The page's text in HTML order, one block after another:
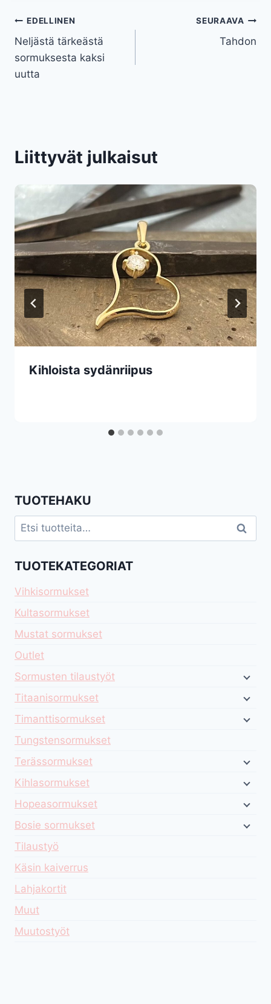
Artikkelien
selaus
EDELLINEN
Neljästä tärkeästä
sormuksesta kaksi
uutta
SEURAAVA
Tahdon
Liittyvät julkaisut
Kihloista sydänriipus
TUOTEHAKU
Etsi: Haku
TUOTEKATEGORIAT
Vihkisormukset
Kultasormukset
Mustat sormukset
Outlet
Sormusten tilaustyöt
Titaanisormukset
Timanttisormukset
Tungstensormukset
Terässormukset
Kihlasormukset
Hopeasormukset
Bosie sormukset
Tilaustyö
Käsin kaiverrus
Lahjakortit
Muut
Muutostyöt